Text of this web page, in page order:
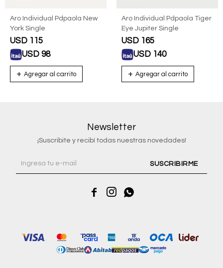
Aro Individual Pdpaola New
York Single
USD 115
USD 98
Aro Individual Pdpaola Tiger
Eye Jupiter Single
USD 165
USD 140
Newsletter
¡Suscribite y recibí todas nuestras novedades!
SUSCRIBIRME
  